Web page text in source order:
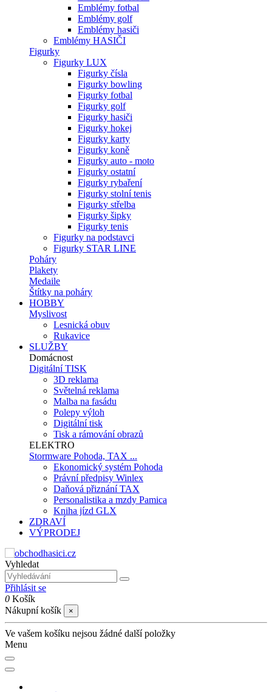
Emblémy fotbal
Emblémy golf
Emblémy hasiči
Emblémy HASIČI
Figurky
Figurky LUX
Figurky čísla
Figurky bowling
Figurky fotbal
Figurky golf
Figurky hasiči
Figurky hokej
Figurky karty
Figurky koně
Figurky auto - moto
Figurky ostatní
Figurky rybaření
Figurky stolní tenis
Figurky střelba
Figurky šipky
Figurky tenis
Figurky na podstavci
Figurky STAR LINE
Poháry
Plakety
Medaile
Štítky na poháry
HOBBY
Myslivost
Lesnická obuv
Rukavice
SLUŽBY
Domácnost
Digitální TISK
3D reklama
Světelná reklama
Malba na fasádu
Polepy výloh
Digitální tisk
Tisk a rámování obrazů
ELEKTRO
Stormware Pohoda, TAX ...
Ekonomický systém Pohoda
Právní předpisy Winlex
Daňová přiznání TAX
Personalistika a mzdy Pamica
Kniha jízd GLX
ZDRAVÍ
VÝPRODEJ
Vyhledat
Přihlásit se
0 Košík
Nákupní košík
×
Ve vašem košíku nejsou žádné další položky
Menu